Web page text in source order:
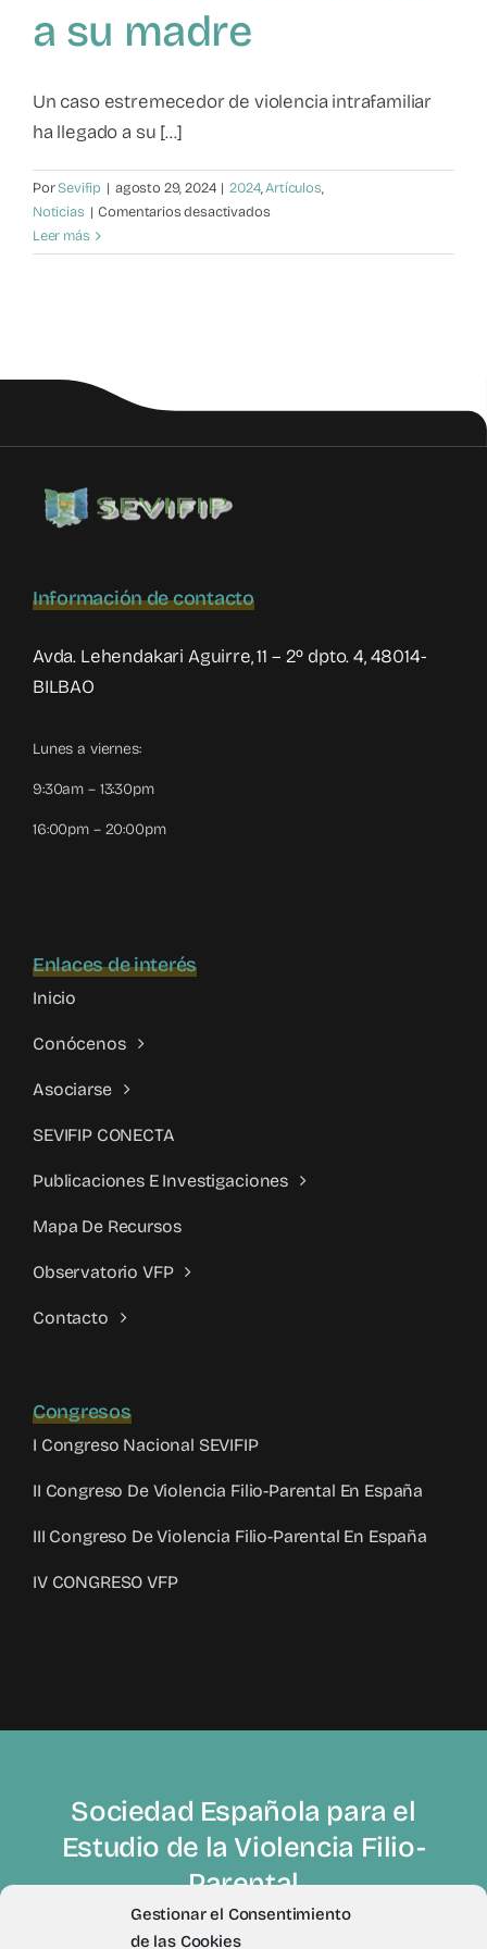
Gestionar el Consentimiento
de las Cookies
Mapa de recursos
Observatorio VFP
a su madre
Un caso estremecedor de violencia intrafamiliar
ha llegado a su [...]
PorSevifip | agosto 29, 2024 | 2024,Artículos,
Noticias | Comentarios desactivadosen
años
de
Leer más
Información de contacto
Avda. Lehendakari Aguirre, 11 – 2º dpto. 4, 48014-
BILBAO
Lunes a viernes:
9:30am – 13:30pm
16:00pm – 20:00pm
Enlaces de interés
Inicio
Conócenos
Asociarse
SEVIFIP CONECTA
Publicaciones E Investigaciones
Mapa De Recursos
Observatorio VFP
Contacto
Congresos
I Congreso Nacional SEVIFIP
II Congreso De Violencia Filio-Parental En España
III Congreso De Violencia Filio-Parental En España
IV CONGRESO VFP
Sociedad Española para el
Estudio de la Violencia Filio-
Parental